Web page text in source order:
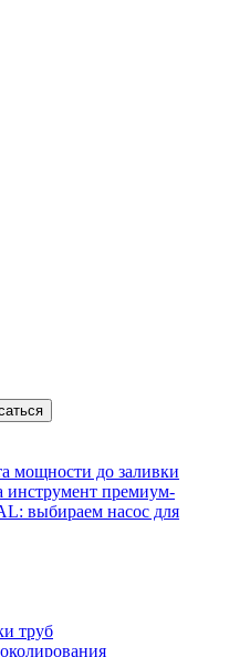
мощности до заливки
инструмент премиум-
выбираем насос для
труб